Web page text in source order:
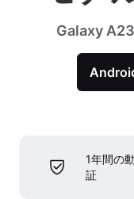
Galaxy
1年間の
証